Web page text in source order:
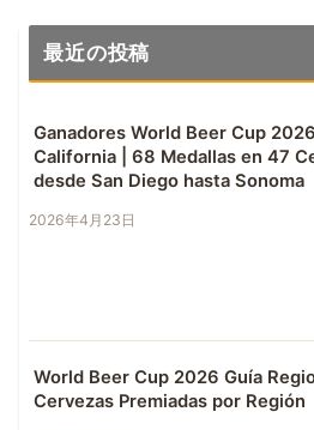
最近の投稿
Ganadores World Beer Cup
California | 68 Medallas en 47
desde San Diego hasta Sonoma
2026年4月23日
World Beer Cup 2026 Guía
Cervezas Premiadas por Región